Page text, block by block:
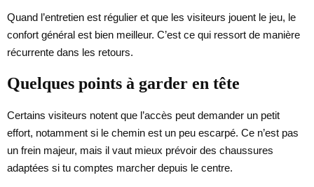
Quand l’entretien est régulier et que les visiteurs jouent le jeu, le
confort général est bien meilleur. C’est ce qui ressort de manière
récurrente dans les retours.
Quelques points à garder en tête
Certains visiteurs notent que l’accès peut demander un petit
effort, notamment si le chemin est un peu escarpé. Ce n’est pas
un frein majeur, mais il vaut mieux prévoir des chaussures
adaptées si tu comptes marcher depuis le centre.